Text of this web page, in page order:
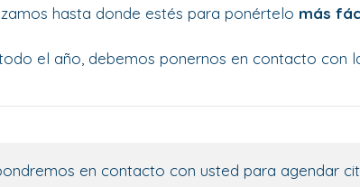
hasta donde estés para ponértelo más
el año, debemos ponernos en contacto con
en contacto con usted para agendar